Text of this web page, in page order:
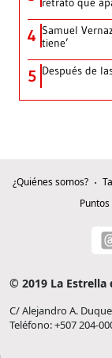
4 Samuel
tiene’
5 Después de
¿Quiénes somos?
© 2019 La Estrella
C/ Alejandro A.
Teléfono: +507 204-